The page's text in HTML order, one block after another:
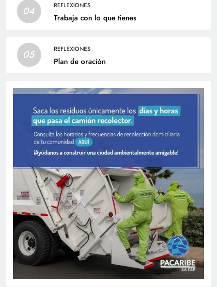
04 REFLEXIONES
Trabaja con lo que tienes
05 REFLEXIONES
Plan de oración